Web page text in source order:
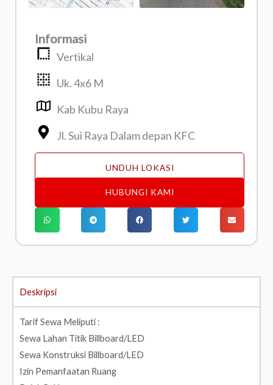
Informasi
Vertikal
Uk. 4x6 M
Kab Kubu Raya
Jl. Sui Raya Dalam depan KFC
UNDUH LOKASI
HUBUNGI KAMI
Deskripsi
Tarif Sewa Meliputi :
Sewa Lahan Titik Billboard/LED
Sewa Konstruksi Billboard/LED
Izin Pemanfaatan Ruang